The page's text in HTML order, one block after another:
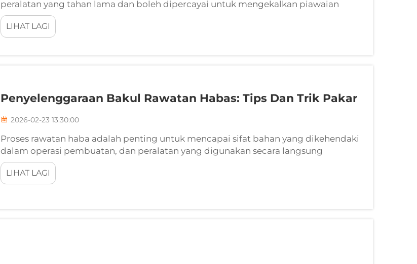
peralatan yang tahan lama dan boleh dipercayai untuk mengekalkan piawaian
pemprosesan yang konsisten. Antara komponen paling kritikal dalam operasi ini
ialah bakul rawatan haba, yang berfungsi sebagai bekas utama...
LIHAT LAGI
Penyelenggaraan Bakul Rawatan Habas: Tips Dan Trik Pakar
2026-02-23 13:30:00
Proses rawatan haba adalah penting untuk mencapai sifat bahan yang dikehendaki
dalam operasi pembuatan, dan peralatan yang digunakan secara langsung
mempengaruhi kualiti dan kekonsistenan hasil. Bakul rawatan haba yang
diselenggarakan dengan baik memastikan prestasi optimum...
LIHAT LAGI